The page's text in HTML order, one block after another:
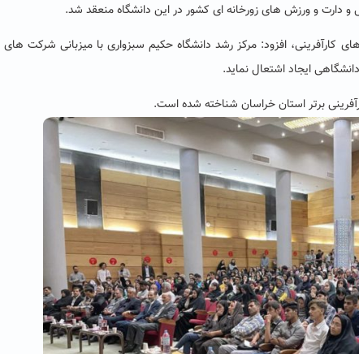
و دارت و ورزش های زورخانه ای کشور در این دانشگاه منعقد شد.
کارآفرینی، افزود: مرکز رشد دانشگاه حکیم سبزواری با میزبانی شرکت
برتر استان خراسان شناخته شده است.